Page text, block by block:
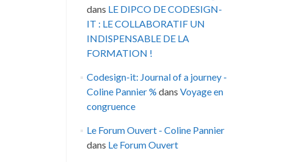
dans LE DIPCO DE CODESIGN-
IT : LE COLLABORATIF UN
INDISPENSABLE DE LA
FORMATION !
Codesign-it: Journal of a journey -
Coline Pannier % dans Voyage en
congruence
Le Forum Ouvert - Coline Pannier
dans Le Forum Ouvert